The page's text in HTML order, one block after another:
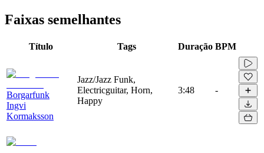
Faixas semelhantes
Título Tags Duração BPM
Borgarfunk
Ingvi
Kormaksson
Jazz/Jazz Funk,
Electricguitar, Horn,
Happy
3:48 -